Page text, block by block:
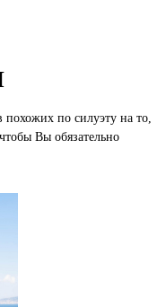
похожих по силуэту на то,
Вы обязательно